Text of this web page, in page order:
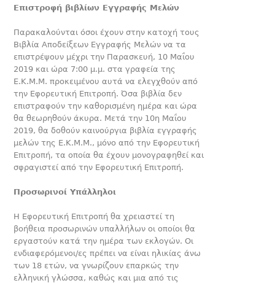
Επιστροφή βιβλίων Εγγραφής Μελών
Παρακαλούνται όσοι έχουν στην κατοχή τους
Βιβλία Αποδείξεων Εγγραφής Μελών να τα
επιστρέψουν μέχρι την Παρασκευή, 10 Μαΐου
2019 και ώρα 7:00 μ.μ. στα γραφεία της
Ε.Κ.Μ.Μ. προκειμένου αυτά να ελεγχθούν από
την Εφορευτική Επιτροπή. Όσα βιβλία δεν
επιστραφούν την καθορισμένη ημέρα και ώρα
θα θεωρηθούν άκυρα. Μετά την 10η Μαΐου
2019, θα δοθούν καινούργια βιβλία εγγραφής
μελών της Ε.Κ.Μ.Μ., μόνο από την Εφορευτική
Επιτροπή, τα οποία θα έχουν μονογραφηθεί και
σφραγιστεί από την Εφορευτική Επιτροπή.
Προσωρινοί Υπάλληλοι
Η Εφορευτική Επιτροπή θα χρειαστεί τη
βοήθεια προσωρινών υπαλλήλων οι οποίοι θα
εργαστούν κατά την ημέρα των εκλογών. Οι
ενδιαφερόμενοι/ες πρέπει να είναι ηλικίας άνω
των 18 ετών, να γνωρίζουν επαρκώς την
ελληνική γλώσσα, καθώς και μια από τις